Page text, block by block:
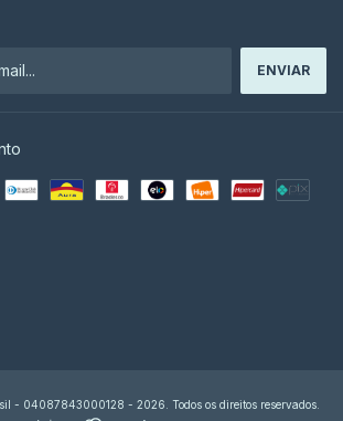
- 04087843000128 - 2026. Todos os direitos reservados.